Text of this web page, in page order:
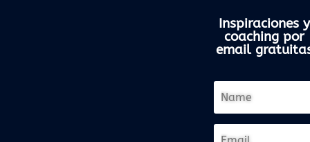
Inspiraciones y
coaching por
email